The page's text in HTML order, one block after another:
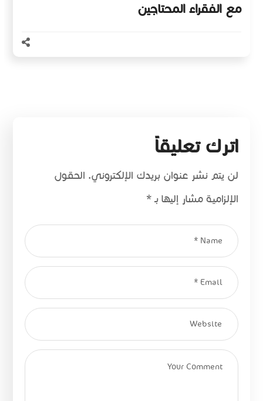
مع الفقراء المحتاجين
اترك تعليقاً
لن يتم نشر عنوان بريدك الإلكتروني. الحقول
الإلزامية مشار إليها بـ*